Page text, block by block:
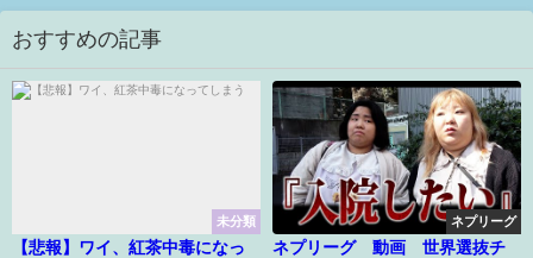
おすすめの記事
未分類
【悲報】ワイ、紅茶中毒になっ
ネプリーグ
ネプリーグ 動画 世界選抜チ